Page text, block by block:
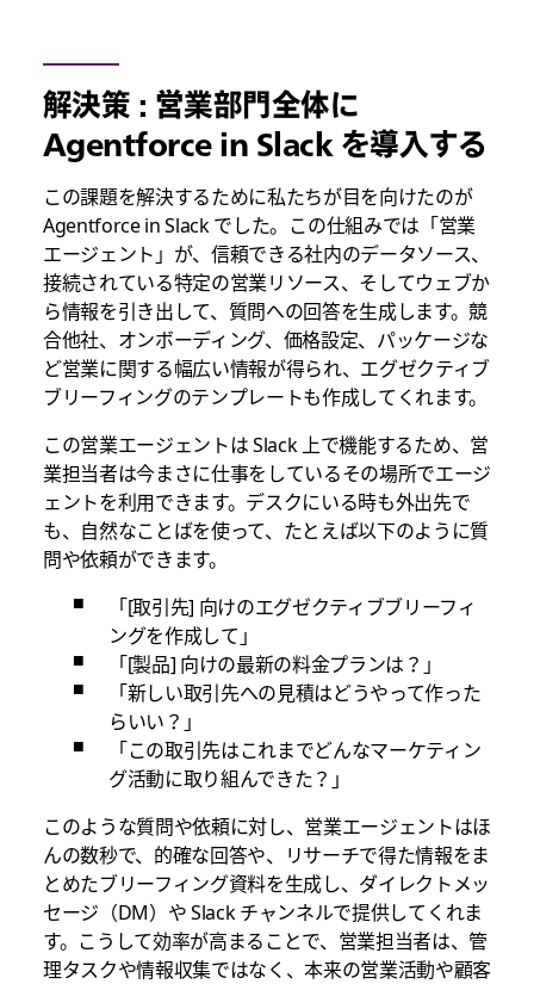
解決策 : 営業部門全体に
Agentforce in Slack を導入する
この課題を解決するために私たちが目を向けたのが
Agentforce in Slack でした。この仕組みでは「営業
エージェント」が、信頼できる社内のデータソース、
接続されている特定の営業リソース、そしてウェブか
ら情報を引き出して、質問への回答を生成します。競
合他社、オンボーディング、価格設定、パッケージな
ど営業に関する幅広い情報が得られ、エグゼクティブ
ブリーフィングのテンプレートも作成してくれます。
この営業エージェントは Slack 上で機能するため、営
業担当者は今まさに仕事をしているその場所でエージ
ェントを利用できます。デスクにいる時も外出先で
も、自然なことばを使って、たとえば以下のように質
問や依頼ができます。
「[取引先] 向けのエグゼクティブブリーフィ
ングを作成して」
「[製品] 向けの最新の料金プランは？」
「新しい取引先への見積はどうやって作った
らいい？」
「この取引先はこれまでどんなマーケティン
グ活動に取り組んできた？」
このような質問や依頼に対し、営業エージェントはほ
んの数秒で、的確な回答や、リサーチで得た情報をま
とめたブリーフィング資料を生成し、ダイレクトメッ
セージ（DM）や Slack チャンネルで提供してくれま
す。こうして効率が高まることで、営業担当者は、管
理タスクや情報収集ではなく、本来の営業活動や顧客